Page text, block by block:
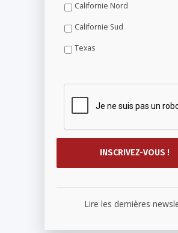
Californie Nord
Californie Sud
Texas
Lire les dernières